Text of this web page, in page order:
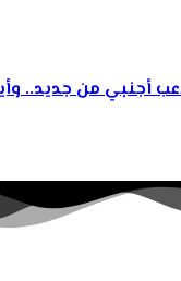
أجنبي من جديد..